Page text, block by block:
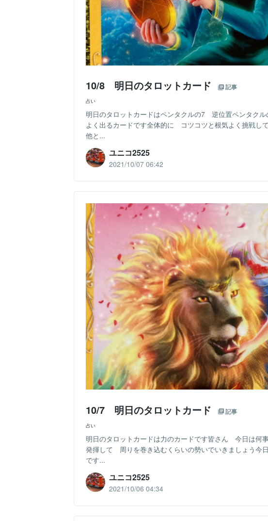
10/8 明日のタロットカード 記事
占い
明日のタロットカードはペンタクルの7 逆位置ペンタク
よく出るカードです全体的に コツコツと根気よく挑戦
他と...
ユニコ2525
2021/10/07 06:42
10/7 明日のタロットカード 記事
占い
明日のタロットカードは力のカードです皆さん 今日は何
発揮して 周りを巻き込むくらいの勢いでいきましょう今
です...
ユニコ2525
2021/10/06 04:34